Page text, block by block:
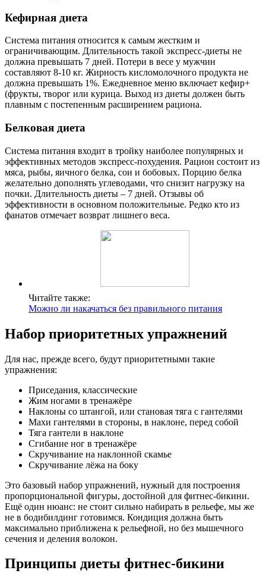
Кефирная диета
Система питания относится к самым жестким и
ограничивающим. Длительность такой экспресс-диеты не
должна превышать 7 дней. Потери в весе у мужчин
составляют 8-10 кг. Жирность кисломолочного продукта не
должна превышать 1%. Ежедневное меню включает кефир+
(фрукты, творог или курица. Выход из диеты должен быть
плавным с постепенным расширением рациона.
Белковая диета
Система питания входит в тройку наиболее популярных и
эффективных методов экспресс-похудения. Рацион состоит из
мяса, рыбы, яичного белка, сои и бобовых. Порцию белка
желательно дополнять углеводами, что снизит нагрузку на
почки. Длительность диеты – 7 дней. Отзывы об
эффективности в основном положительные. Редко кто из
фанатов отмечает возврат лишнего веса.
Читайте также:
Можно ли накачаться без правильного питания
Набор приоритетных упражнений
Для нас, прежде всего, будут приоритетными такие
упражнения:
Приседания, классические
Жим ногами в тренажёре
Наклоны со штангой, или становая тяга с гантелями
Махи гантелями в стороны, в наклоне, перед собой
Тяга гантели в наклоне
Сгибание ног в тренажёре
Скручивание на наклонной скамье
Скручивание лёжа на боку
Это базовый набор упражнений, нужный для построения
пропорциональной фигуры, достойной для фитнес-бикини.
Ещё один нюанс: не стоит сильно набирать в рельефе, мы же
не в бодибилдинг готовимся. Кондиция должна быть
максимально приближена к рельефной, но без мышечного
сечения и деления волокон.
Принципы диеты фитнес-бикини